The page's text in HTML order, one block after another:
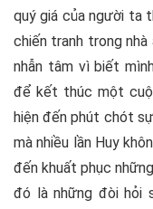
quý giá của người ta
chiến tranh trong nhà
nhẫn tâm vì biết
để kết thúc một
hiện đến phút chót
mà nhiều lần Huy
đến khuất phục
đó là những đòi hỏi